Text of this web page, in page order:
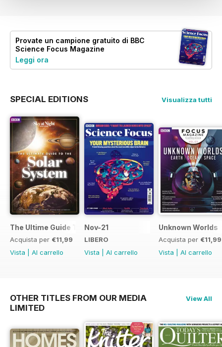
Provate un campione gratuito di BBC
Science Focus Magazine
Leggi ora
SPECIAL EDITIONS Visualizza tutti
The Ultime Guide To The Solar System
Acquista per €11,99
Vista
Al carrello
Nov-21
LIBERO
Vista
Al carrello
Unknown Worlds
Acquista per €11,99
Vista
Al carrello
OTHER TITLES FROM OUR MEDIA
LIMITED
View All